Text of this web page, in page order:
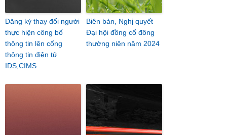
Đăng ký thay đổi người
thực hiện công bố
thông tin lên cổng
thông tin điện tử
IDS,CIMS
Biên bản, Nghị quyết
Đại hội đồng cổ đông
thường niên năm 2024